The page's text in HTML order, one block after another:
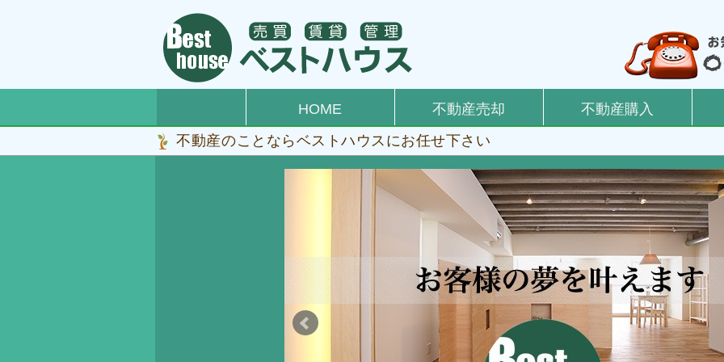
HOME 不動産売却
不動産購入
不動産のことならベストハウスにお任せ下さい